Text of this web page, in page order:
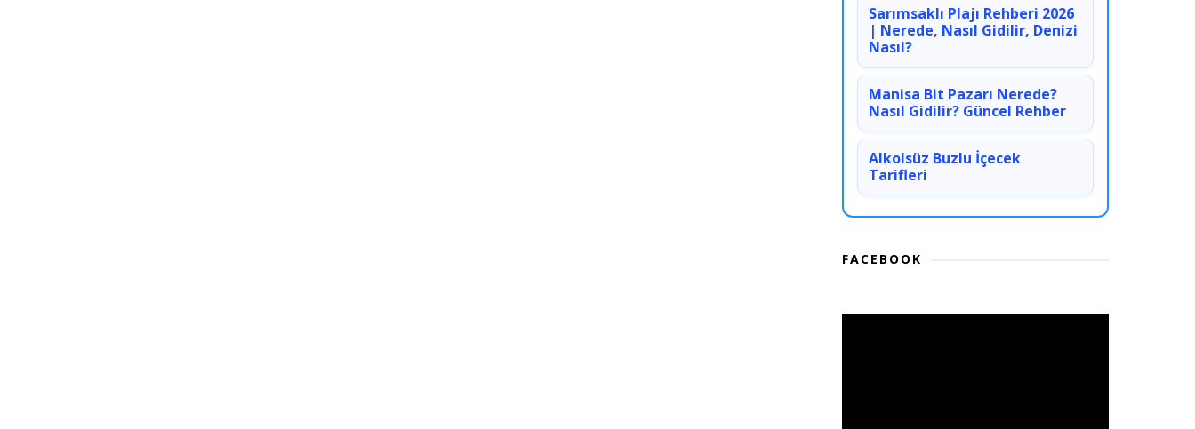
Sarımsaklı Plajı Rehberi 2026
| Nerede, Nasıl Gidilir, Denizi
Nasıl?
Manisa Bit Pazarı Nerede?
Nasıl Gidilir? Güncel Rehber
Alkolsüz Buzlu İçecek
Tarifleri
FACEBOOK